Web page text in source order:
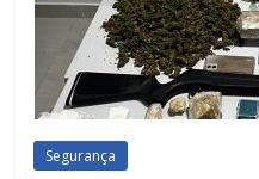
Segurança